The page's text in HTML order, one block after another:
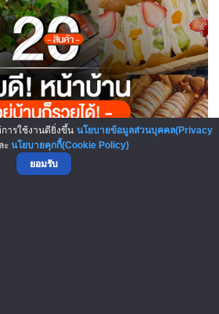
ารใช้งานดียิ่งขึ้น นโยบายข้อมูลส่วนบุคคล(Privacy
ะ นโยบายคุกกี้(Cookie Policy)
ยอมรับ